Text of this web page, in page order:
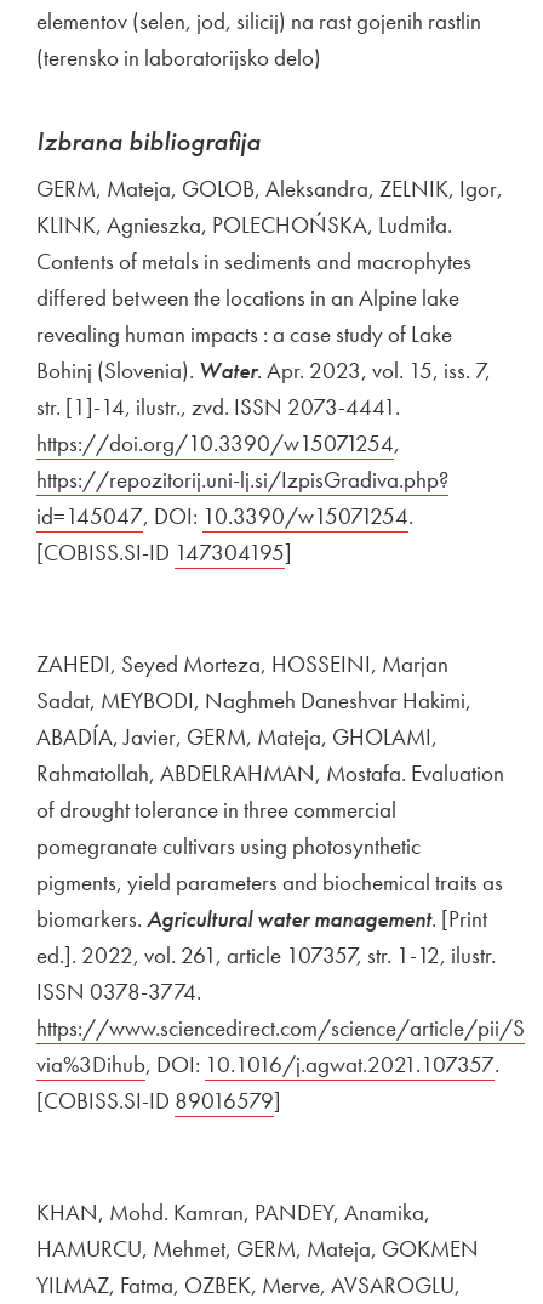
elementov (selen, jod, silicij) na rast gojenih rastlin
(terensko in laboratorijsko delo)
Izbrana bibliografija
GERM, Mateja, GOLOB, Aleksandra, ZELNIK, Igor,
KLINK, Agnieszka, POLECHOŃSKA, Ludmiła.
Contents of metals in sediments and macrophytes
differed between the locations in an Alpine lake
revealing human impacts : a case study of Lake
Bohinj (Slovenia). Water. Apr. 2023, vol. 15, iss. 7,
str. [1]-14, ilustr., zvd. ISSN 2073-4441.
https://doi.org/10.3390/w15071254Odpira se v
,
https://repozitorij.uni-lj.si/IzpisGradiva.php?
id=145047Odpira se v novem oknu
, DOI: Zunanja povezava na
10.3390/w15071254Odpira se v
.
[COBISS.SI-ID Zunanja povezava na
147304195Odpira se v novem oknu
]
ZAHEDI, Seyed Morteza, HOSSEINI, Marjan
Sadat, MEYBODI, Naghmeh Daneshvar Hakimi,
ABADÍA, Javier, GERM, Mateja, GHOLAMI,
Rahmatollah, ABDELRAHMAN, Mostafa. Evaluation
of drought tolerance in three commercial
pomegranate cultivars using photosynthetic
pigments, yield parameters and biochemical traits as
biomarkers. Agricultural water management. [Print
ed.]. 2022, vol. 261, article 107357, str. 1-12, ilustr.
ISSN 0378-3774.
https://www.sciencedirect.com/science/article/pii/
via%3DihubOdpira se v novem oknu
, DOI: Zunanja povezava na
10.1016/j.agwat.2021.107357.
[COBISS.SI-ID Zunanja povezava na
89016579Odpira se v novem oknu
]
KHAN, Mohd. Kamran, PANDEY, Anamika,
HAMURCU, Mehmet, GERM, Mateja, GOKMEN
YILMAZ, Fatma, OZBEK, Merve, AVSAROGLU,